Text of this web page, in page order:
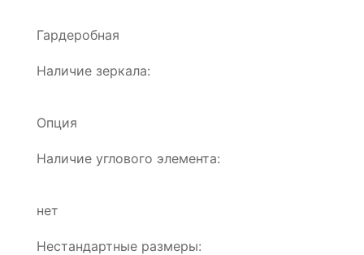
Гардеробная
Наличие зеркала:
Опция
Наличие углового элемента:
нет
Нестандартные размеры: